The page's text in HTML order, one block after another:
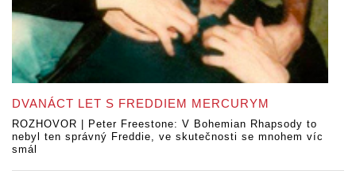
DVANÁCT LET S FREDDIEM MERCURYM
ROZHOVOR | Peter Freestone: V Bohemian Rhapsody to
nebyl ten správný Freddie, ve skutečnosti se mnohem víc
smál